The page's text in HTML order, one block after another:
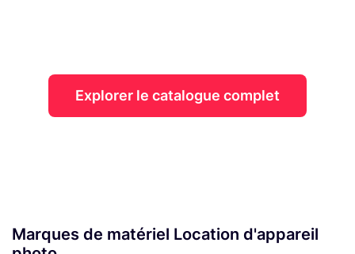
Explorer le catalogue complet
Marques de matériel Location d'appareil